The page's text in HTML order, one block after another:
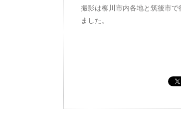
撮影は柳川市内各地と筑後市で
ました。